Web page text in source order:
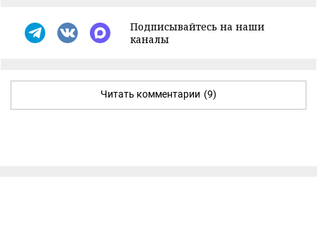
Подписывайтесь на наши
каналы
Читать комментарии (9)